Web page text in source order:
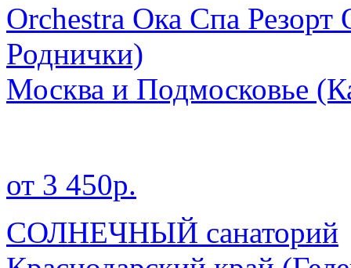
Orchestra Ока Спа
Роднички)
Москва и Подмосковье
от 3 450р.
СОЛНЕЧНЫЙ санаторий